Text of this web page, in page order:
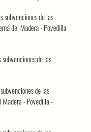
de las
del Madera - Povedilla
de las
de las
Madera - Povedilla -